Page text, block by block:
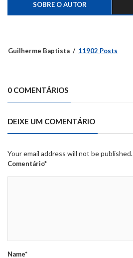
SOBRE O AUTOR
Guilherme Baptista 11902 Posts
0 COMENTÁRIOS
DEIXE UM COMENTÁRIO
Your email address will not be published.
Comentário*
Name*